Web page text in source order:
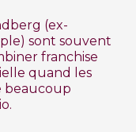
(ex-
sont souvent
franchise
quand les
beaucoup